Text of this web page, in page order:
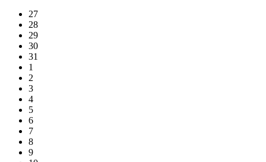
27
28
29
30
31
1
2
3
4
5
6
7
8
9